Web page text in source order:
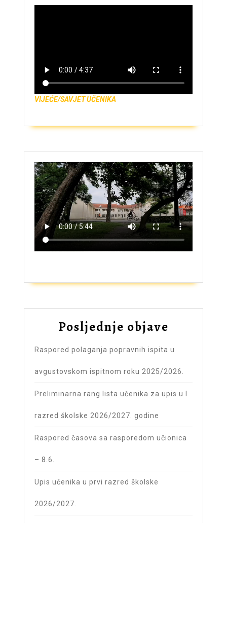
VIJEĆE/SAVJET UČENIKA
Posljednje objave
Raspored polaganja popravnih ispita u
avgustovskom ispitnom roku 2025/2026.
Preliminarna rang lista učenika za upis u I
razred školske 2026/2027. godine
Raspored časova sa rasporedom učionica
– 8.6.
Upis učenika u prvi razred školske
2026/2027.